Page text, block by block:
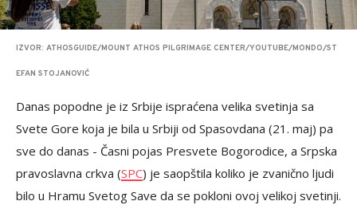
IZVOR: ATHOSGUIDE/MOUNT ATHOS PILGRIMAGE CENTER/YOUTUBE/MONDO/ST
EFAN STOJANOVIĆ
Danas popodne je iz Srbije ispraćena velika svetinja sa
Svete Gore koja je bila u Srbiji od Spasovdana (21. maj) pa
sve do danas - Časni pojas Presvete Bogorodice, a Srpska
pravoslavna crkva (SPC) je saopštila koliko je zvanično ljudi
bilo u Hramu Svetog Save da se pokloni ovoj velikoj svetinji.